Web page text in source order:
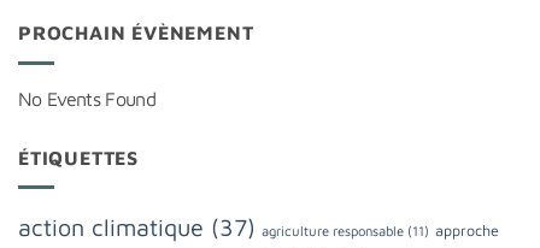
PROCHAIN ÉVÈNEMENT
No Events Found
ÉTIQUETTES
action climatique (37) agriculture responsable (11) approche